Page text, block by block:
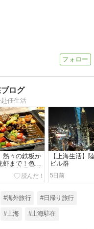
ログ
任生活
熱々の鉄板か
虾まで！色と
中国料理を堪
国飯グルメ
【上海生活】
ビル群
5日前
#海外旅行 #日帰り旅行
#上海 #上海駐在